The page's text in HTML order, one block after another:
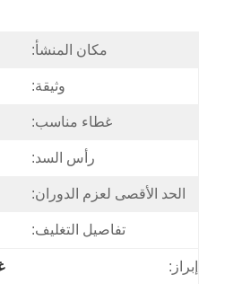
مكان المنشأ:
وثيقة:
غطاء مناسب:
رأس السد:
الحد الأقصى لعزم الدوران:
تفاصيل التغليف:
إبراز: